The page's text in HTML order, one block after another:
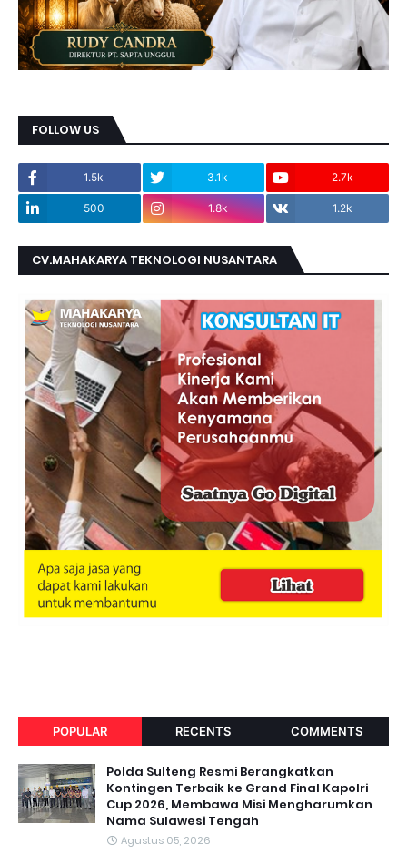
FOLLOW US
1.5k 3.1k 2.7k
500 1.8k 1.2k
CV.MAHAKARYA TEKNOLOGI NUSANTARA
POPULAR RECENTS COMMENTS
Polda Sulteng Resmi Berangkatkan
Kontingen Terbaik ke Grand Final Kapolri
Cup 2026, Membawa Misi Mengharumkan
Nama Sulawesi Tengah
Agustus 05, 2026